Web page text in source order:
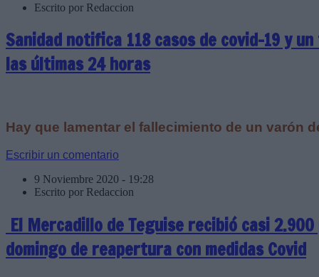
Escrito por Redaccion
Sanidad notifica 118 casos de covid-19 y
las últimas 24 horas
Hay que lamentar el fallecimiento de un varón
Escribir un comentario
9 Noviembre 2020 - 19:28
Escrito por Redaccion
El Mercadillo de Teguise recibió casi
domingo de reapertura con medidas Covid